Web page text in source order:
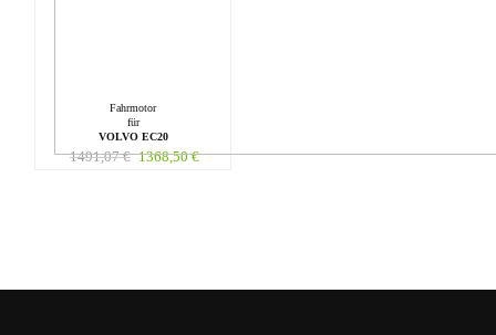
Fahrmotor
für
VOLVO EC20
1491,07€ 1368,50€